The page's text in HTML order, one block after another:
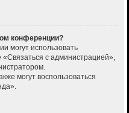
конференции?
могут использовать
с администрацией»,
могут воспользоваться